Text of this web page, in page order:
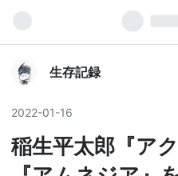
生存記録
2022-01-16
稲生平太郎『ア